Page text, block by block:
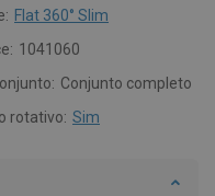
Flat 360° Slim
1041060
Conjunto completo
rotativo: Sim